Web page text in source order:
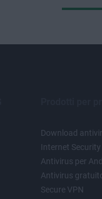
Download
Internet Security
Antivirus per
Antivirus
Secure VPN